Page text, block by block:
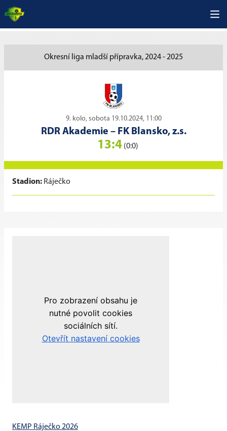
Okresní liga mladší přípravka, 2024 - 2025
9. kolo, sobota 19.10.2024, 11:00
RDR Akademie – FK Blansko, z.s.
13:4 (0:0)
Stadion: Ráječko
KEMP Ráječko 2026